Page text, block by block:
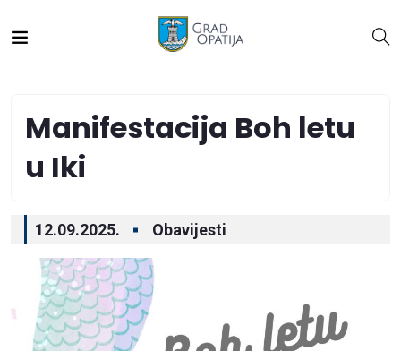
Manifestacija Boh letu
u Iki
12.09.2025. Obavijesti